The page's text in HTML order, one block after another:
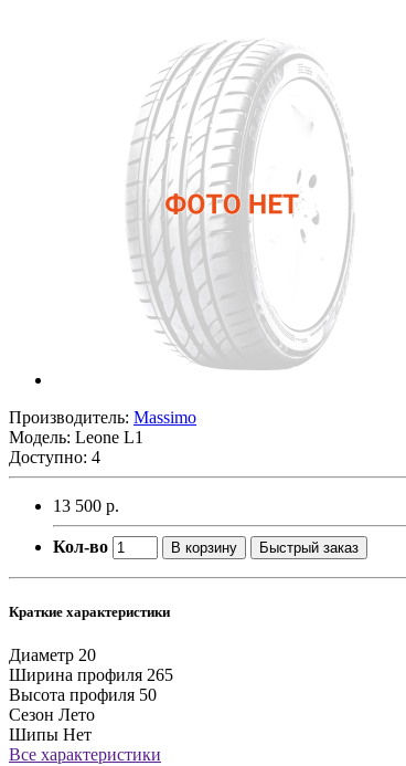
Производитель: Massimo
Модель: Leone L1
Доступно: 4
13 500 р.
Кол-во В корзину Быстрый заказ
Краткие характеристики
Диаметр 20
Ширина профиля 265
Высота профиля 50
Сезон Лето
Шипы Нет
Все характеристики